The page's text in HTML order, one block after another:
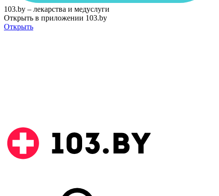
103.by – лекарства и медуслуги
Открыть в приложении 103.by
Открыть